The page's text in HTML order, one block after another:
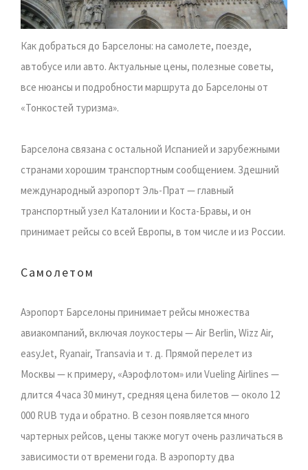
Как добраться до Барселоны: на самолете, поезде,
автобусе или авто. Актуальные цены, полезные советы,
все нюансы и подробности маршрута до Барселоны от
«Тонкостей туризма».
Барселона связана с остальной Испанией и зарубежными
странами хорошим транспортным сообщением. Здешний
международный аэропорт Эль-Прат — главный
транспортный узел Каталонии и Коста-Бравы, и он
принимает рейсы со всей Европы, в том числе и из России.
Самолетом
Аэропорт Барселоны принимает рейсы множества
авиакомпаний, включая лоукостеры — Air Berlin, Wizz Air,
easyJet, Ryanair, Transavia и т. д. Прямой перелет из
Москвы — к примеру, «Аэрофлотом» или Vueling Airlines —
длится 4 часа 30 минут, средняя цена билетов — около 12
000 RUB туда и обратно. В сезон появляется много
чартерных рейсов, цены также могут очень различаться в
зависимости от времени года. В аэропорту два